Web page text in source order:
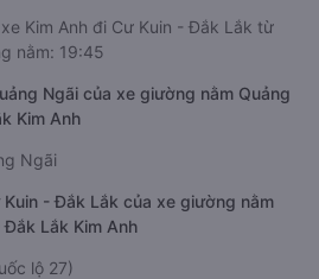
Kim Anh đi Cư Kuin - Đắk Lắk từ
nằm: 19:45
Ngãi của xe giường nằm Quảng
Kim Anh
Ngãi
- Đắk Lắk của xe giường nằm
Lắk Kim Anh
lộ 27)